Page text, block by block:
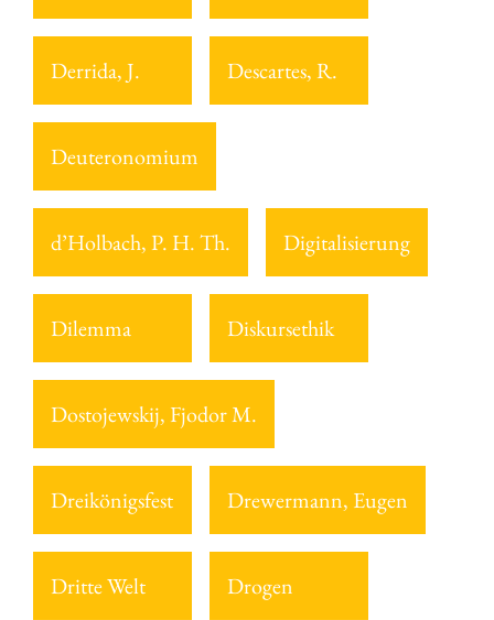
Derrida, J. Descartes, R.
Deuteronomium
d’Holbach, P. H. Th. Digitalisierung
Dilemma Diskursethik
Dostojewskij, Fjodor M.
Dreikönigsfest Drewermann, Eugen
Dritte Welt Drogen